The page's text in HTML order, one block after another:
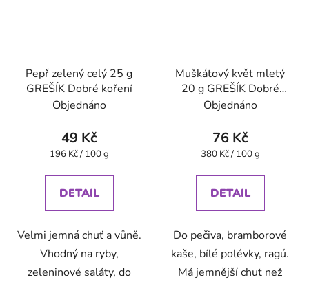
Pepř zelený celý 25 g
GREŠÍK Dobré koření
Objednáno
49 Kč
Měrná
196 Kč / 100 g
DETAIL
Velmi jemná chuť a vůně.
Vhodný na ryby,
zeleninové saláty, do
Muškátový květ mletý
20 g GREŠÍK Dobré
koření
Objednáno
76 Kč
Měrná
380 Kč / 100 g
DETAIL
Do pečiva, bramborové
kaše, bílé polévky, ragú.
Má jemnější chuť než